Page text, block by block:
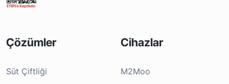
Çözümler
Süt Çiftliği
Cihazlar
M2Moo